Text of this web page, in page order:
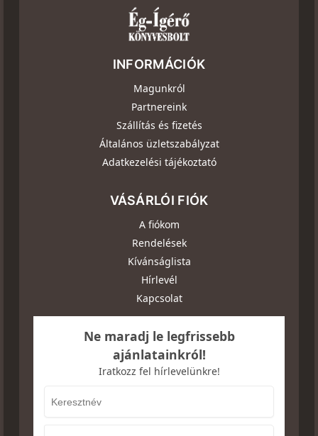
INFORMÁCIÓK
Magunkról
Partnereink
Szállítás és fizetés
Általános üzletszabályzat
Adatkezelési tájékoztató
VÁSÁRLÓI FIÓK
A fiókom
Rendelések
Kívánságlista
Hírlevél
Kapcsolat
Ne maradj le legfrissebb
ajánlatainkról!
Iratkozz fel hírlevelünkre!